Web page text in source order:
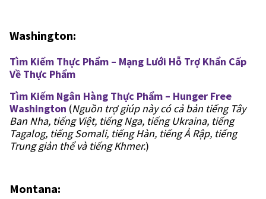
Washington:
Tìm Kiếm Thực Phẩm – Mạng Lưới Hỗ Trợ Khẩn Cấp
Về Thực Phẩm
Tìm Kiếm Ngân Hàng Thực Phẩm – Hunger Free
Washington (Nguồn trợ giúp này có cả bản tiếng Tây
Ban Nha, tiếng Việt, tiếng Nga, tiếng Ukraina, tiếng
Tagalog, tiếng Somali, tiếng Hàn, tiếng Ả Rập, tiếng
Trung giản thể và tiếng Khmer.)
Montana: